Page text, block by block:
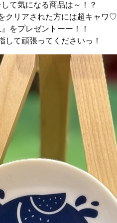
て気になる商品は～！？
クリアされた方には超キャワ♡
』をプレゼントーー！！
して頑張ってくださいっ！